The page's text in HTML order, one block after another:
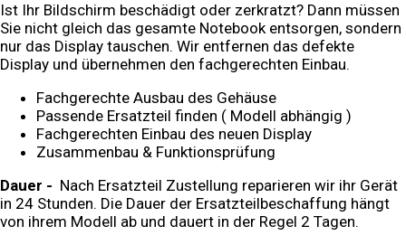
Ist Ihr Bildschirm beschädigt oder zerkratzt? Dann müssen
Sie nicht gleich das gesamte Notebook entsorgen, sondern
nur das Display tauschen. Wir entfernen das defekte
Display und übernehmen den fachgerechten Einbau.
Fachgerechte Ausbau des Gehäuse
Passende Ersatzteil finden ( Modell abhängig )
Fachgerechten Einbau des neuen Display
Zusammenbau & Funktionsprüfung
Dauer - Nach Ersatzteil Zustellung reparieren wir ihr Gerät
in 24 Stunden. Die Dauer der Ersatzteilbeschaffung hängt
von ihrem Modell ab und dauert in der Regel 2 Tagen.